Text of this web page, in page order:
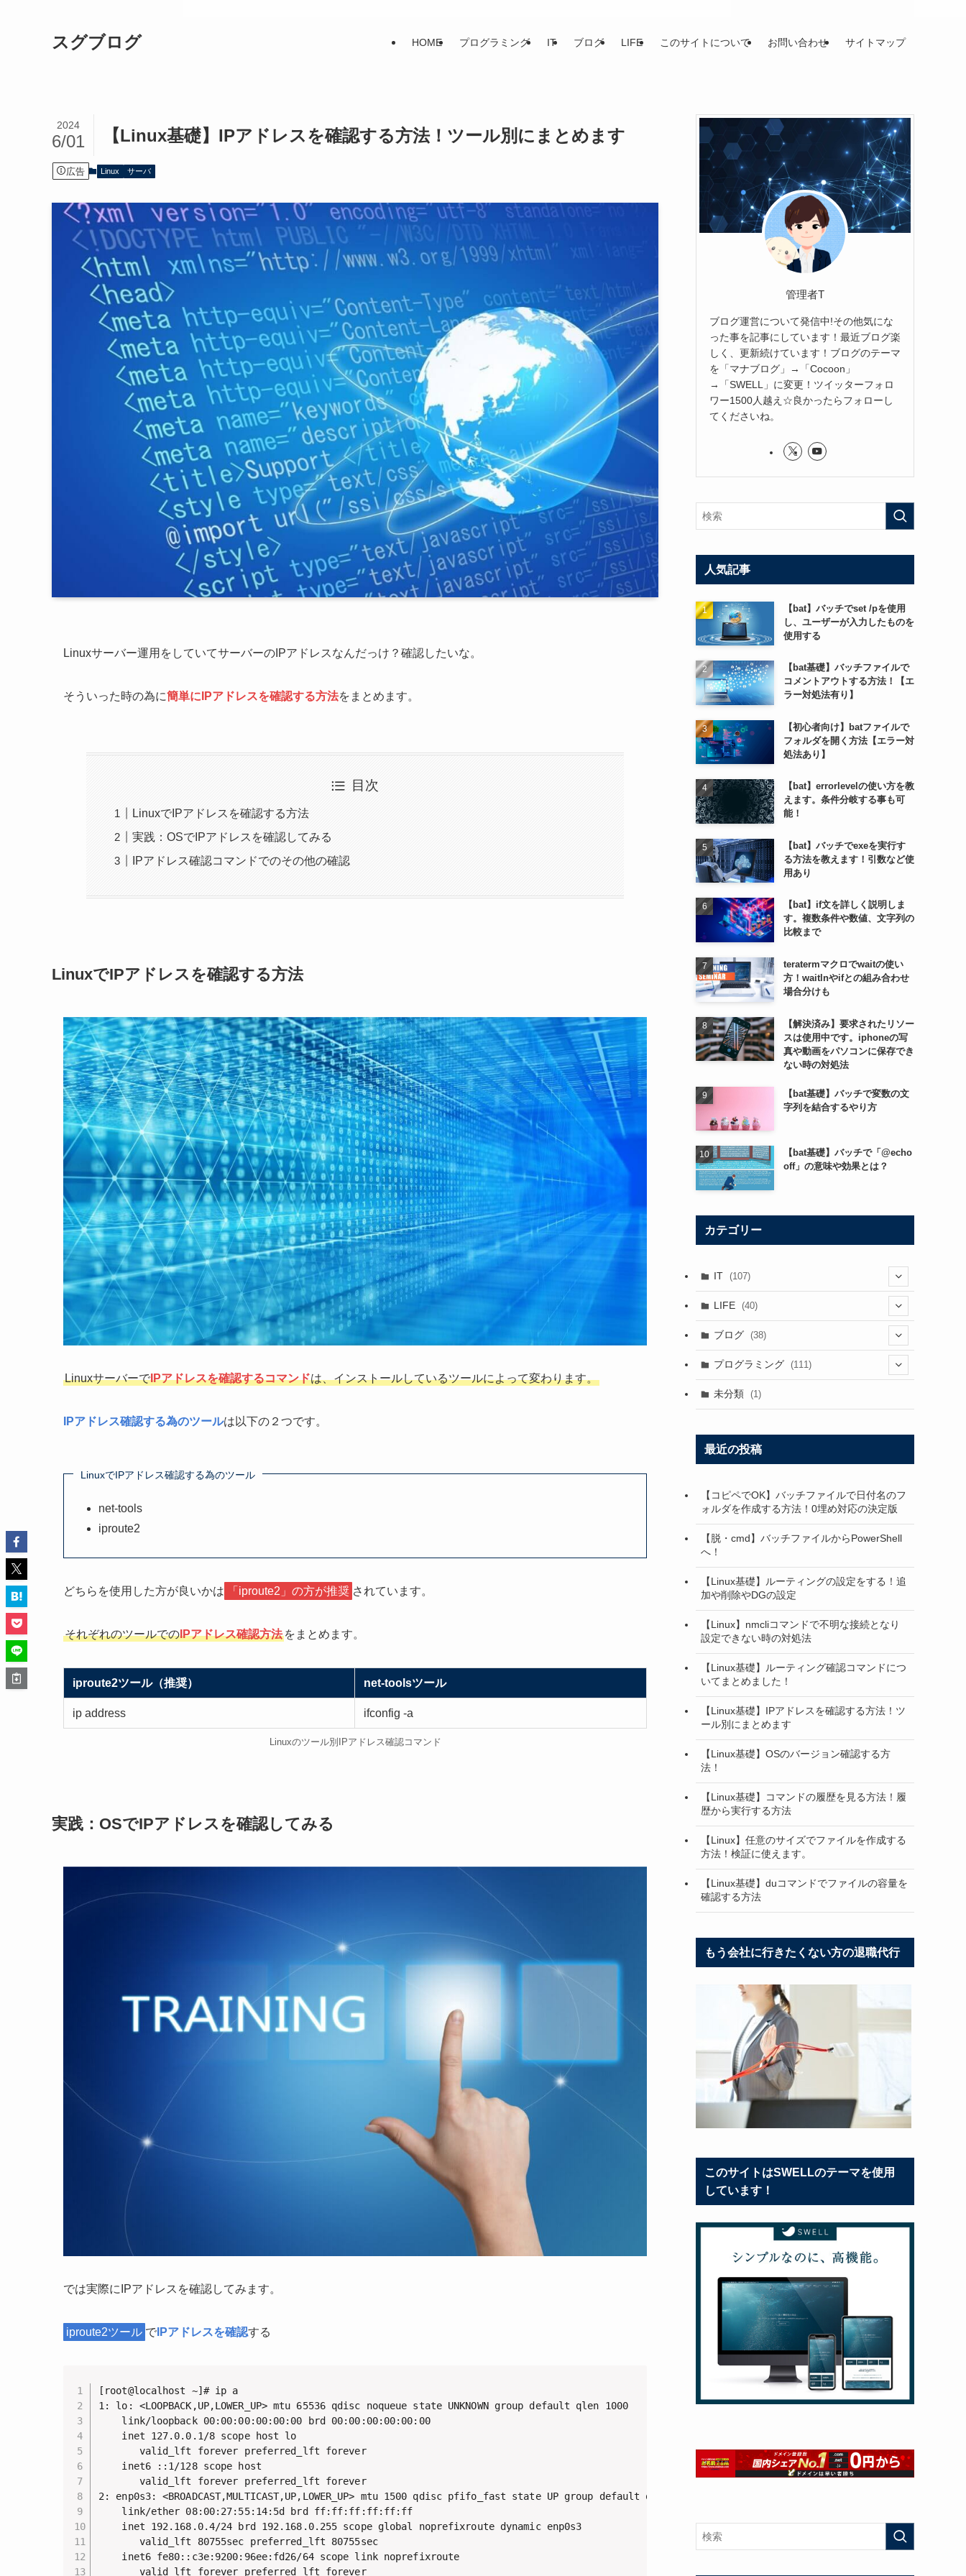
スグブログ HOME プログラミング IT ブログ LIFE このサイトについて お問い合わせ サイトマップ
【Linux基礎】IPアドレスを確認する方法！ツール別にまとめます
2024
6/01
広告 Linux サーバ
Linuxサーバー運用をしていてサーバーのIPアドレスなんだっけ？確認したいな。
そういった時の為に簡単にIPアドレスを確認する方法をまとめます。
目次
LinuxでIPアドレスを確認する方法
実践：OSでIPアドレスを確認してみる
IPアドレス確認コマンドでのその他の確認
LinuxでIPアドレスを確認する方法
LinuxサーバーでIPアドレスを確認するコマンドは、インストールしているツールによって変わります。
IPアドレス確認する為のツールは以下の２つです。
LinuxでIPアドレス確認する為のツール
net-tools
iproute2
どちらを使用した方が良いかは 「iproute2」の方が推奨 されています。
それぞれのツールでのIPアドレス確認方法 をまとめます。
iproute2ツール（推奨） net-toolsツール
ip address ifconfig -a
Linuxのツール別IPアドレス確認コマンド
実践：OSでIPアドレスを確認してみる
では実際にIPアドレスを確認してみます。
iproute2ツール で IPアドレスを確認する
[root@localhost ~]# ip a
1: lo: <LOOPBACK,UP,LOWER_UP> mtu 65536 qdisc noqueue state UNKNOWN group default qlen 1000
    link/loopback 00:00:00:00:00:00 brd 00:00:00:00:00:00
    inet 127.0.0.1/8 scope host lo
       valid_lft forever preferred_lft forever
    inet6 ::1/128 scope host
       valid_lft forever preferred_lft forever
2: enp0s3: <BROADCAST,MULTICAST,UP,LOWER_UP> mtu 1500 qdisc pfifo_fast state UP group default qlen 1000
    link/ether 08:00:27:55:14:5d brd ff:ff:ff:ff:ff:ff
    inet 192.168.0.4/24 brd 192.168.0.255 scope global noprefixroute dynamic enp0s3
       valid_lft 80755sec preferred_lft 80755sec
    inet6 fe80::c3e:9200:96ee:fd26/64 scope link noprefixroute
       valid_lft forever preferred_lft forever
管理者T
ブログ運営について発信中!その他気にな
った事を記事にしています！最近ブログ楽
しく、更新続けています！ブログのテーマ
を「マナブログ」→「Cocoon」
→「SWELL」に変更！ツイッターフォロ
ワー1500人越え☆良かったらフォローし
てくださいね。
人気記事
【bat】バッチでset /pを使用
し、ユーザーが入力したものを
使用する
【bat基礎】バッチファイルで
コメントアウトする方法！【エ
ラー対処法有り】
【初心者向け】batファイルで
フォルダを開く方法【エラー対
処法あり】
【bat】errorlevelの使い方を教
えます。条件分岐する事も可
能！
【bat】バッチでexeを実行す
る方法を教えます！引数など使
用あり
【bat】if文を詳しく説明しま
す。複数条件や数値、文字列の
比較まで
teratermマクロでwaitの使い
方！waitlnやifとの組み合わせ
場合分けも
【解決済み】要求されたリソー
スは使用中です。iphoneの写
真や動画をパソコンに保存でき
ない時の対処法
【bat基礎】バッチで変数の文
字列を結合するやり方
【bat基礎】バッチで「@echo
off」の意味や効果とは？
カテゴリー
IT (107)
(57)
(28)
(72)
(6)
LIFE (40)
(7)
(6)
(6)
(2)
(1)
(1)
ブログ (38)
(2)
(1)
プログラミング (111)
(41)
(18)
(6)
(20)
未分類 (1)
最近の投稿
【コピペでOK】バッチファイルで日付名のフ
ォルダを作成する方法！0埋め対応の決定版
【脱・cmd】バッチファイルからPowerShell
へ！
【Linux基礎】ルーティングの設定をする！追
加や削除やDGの設定
【Linux】nmcliコマンドで不明な接続となり
設定できない時の対処法
【Linux基礎】ルーティング確認コマンドにつ
いてまとめました！
【Linux基礎】IPアドレスを確認する方法！ツ
ール別にまとめます
【Linux基礎】OSのバージョン確認する方
法！
【Linux基礎】コマンドの履歴を見る方法！履
歴から実行する方法
【Linux】任意のサイズでファイルを作成する
方法！検証に使えます。
【Linux基礎】duコマンドでファイルの容量を
確認する方法
もう会社に行きたくない方の退職代行
このサイトはSWELLのテーマを使用
しています！